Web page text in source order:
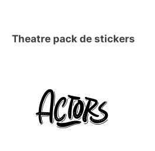
Theatre pack de stickers